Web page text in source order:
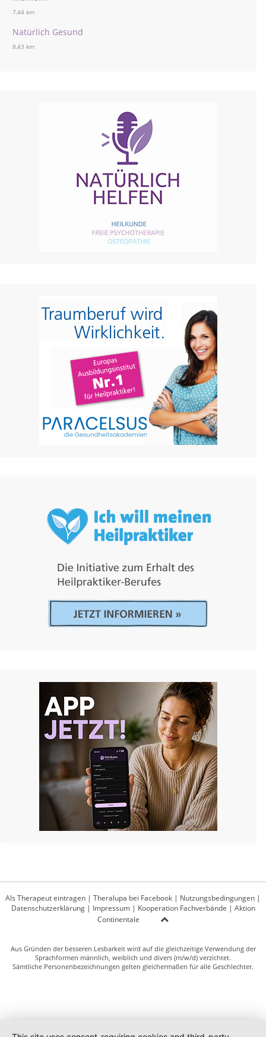
7,44 km
Natürlich Gesund
8,43 km
Als Therapeut eintragen | Theralupa bei Facebook | Nutzungsbedingungen |
Datenschutzerklärung| Impressum| Kooperation Fachverbände | Aktion
Continentale
Aus Gründen der besseren Lesbarkeit wird auf die gleichzeitige Verwendung der
Sprachformen männlich, weiblich und divers (m/w/d) verzichtet.
Sämtliche Personenbezeichnungen gelten gleichermaßen für alle Geschlechter.